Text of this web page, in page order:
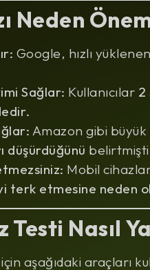
Neden
Google, hızlı
Sağlar: Kullanıcılar 2
Amazon gibi
düşürdüğünü
Mobil
terk etmesine neden
Testi Nasıl
aşağıdaki araçları